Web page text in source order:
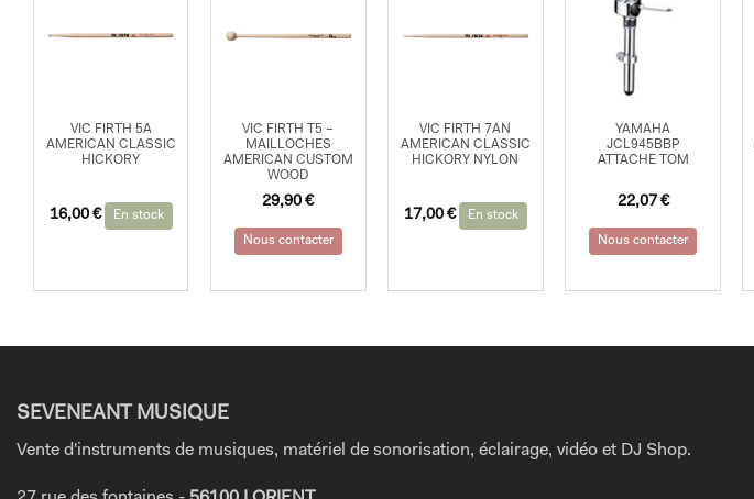
VIC FIRTH 5A
AMERICAN CLASSIC
HICKORY
16,00 € En stock
VIC FIRTH T5 –
MAILLOCHES
AMERICAN CUSTOM
WOOD
29,90€
Nous contacter
VIC FIRTH 7AN
AMERICAN CLASSIC
HICKORY NYLON
17,00 € En stock
YAMAHA
JCL945BBP
ATTACHE TOM
22,07 €
Nous contacter
SEVENEANT MUSIQUE
Vente d'instruments de musiques, matériel de sonorisation, éclairage, vidéo et DJ Shop.